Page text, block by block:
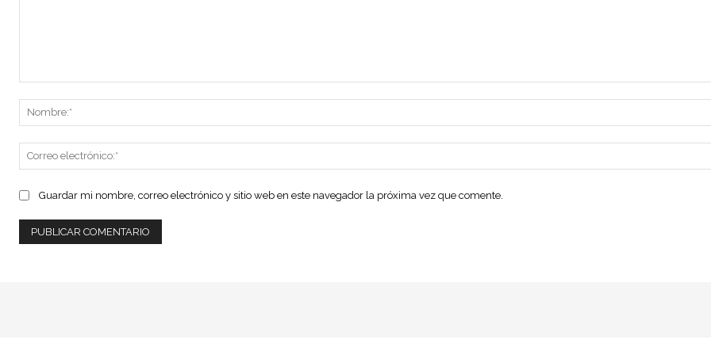
Guardar mi nombre, correo electrónico y sitio web en este navegador la próxima vez que comente.